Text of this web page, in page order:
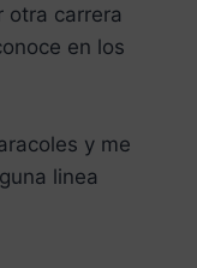
otra carrera
en los
y me
linea